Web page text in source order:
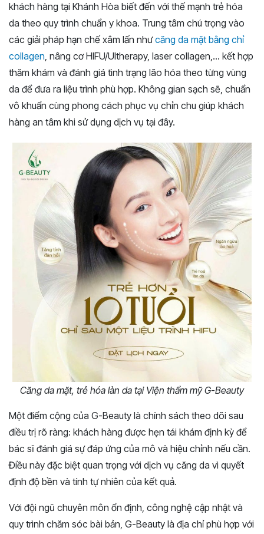
khách hàng tại Khánh Hòa biết đến với thế mạnh trẻ hóa
da theo quy trình chuẩn y khoa. Trung tâm chú trọng vào
các giải pháp hạn chế xâm lấn nhưcăng da mặt bằng chỉ
collagen, nâng cơ HIFU/Ultherapy, laser collagen,… kết hợp
thăm khám và đánh giá tình trạng lão hóa theo từng vùng
da để đưa ra liệu trình phù hợp. Không gian sạch sẽ, chuẩn
vô khuẩn cùng phong cách phục vụ chỉn chu giúp khách
hàng an tâm khi sử dụng dịch vụ tại đây.
Căng da mặt, trẻ hóa làn da tại Viện thẩm mỹ G-Beauty
Một điểm cộng của G-Beauty là chính sách theo dõi sau
điều trị rõ ràng: khách hàng được hẹn tái khám định kỳ để
bác sĩ đánh giá sự đáp ứng của mô và hiệu chỉnh nếu cần.
Điều này đặc biệt quan trọng với dịch vụ căng da vì quyết
định độ bền và tính tự nhiên của kết quả.
Với đội ngũ chuyên môn ổn định, công nghệ cập nhật và
quy trình chăm sóc bài bản, G-Beauty là địa chỉ phù hợp với